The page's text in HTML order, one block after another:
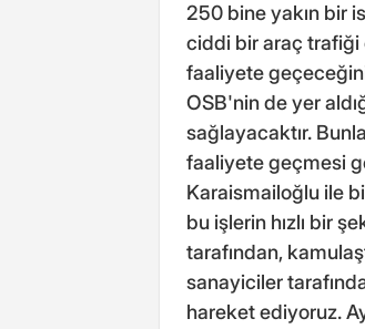
250 bine yakın bir
ciddi bir araç trafiği
faaliyete
OSB'nin de yer
sağlayacaktır.
faaliyete geçmesi
Karaismailoğlu ile
bu işlerin hızlı bir
tarafından,
sanayiciler
hareket ediyoruz.